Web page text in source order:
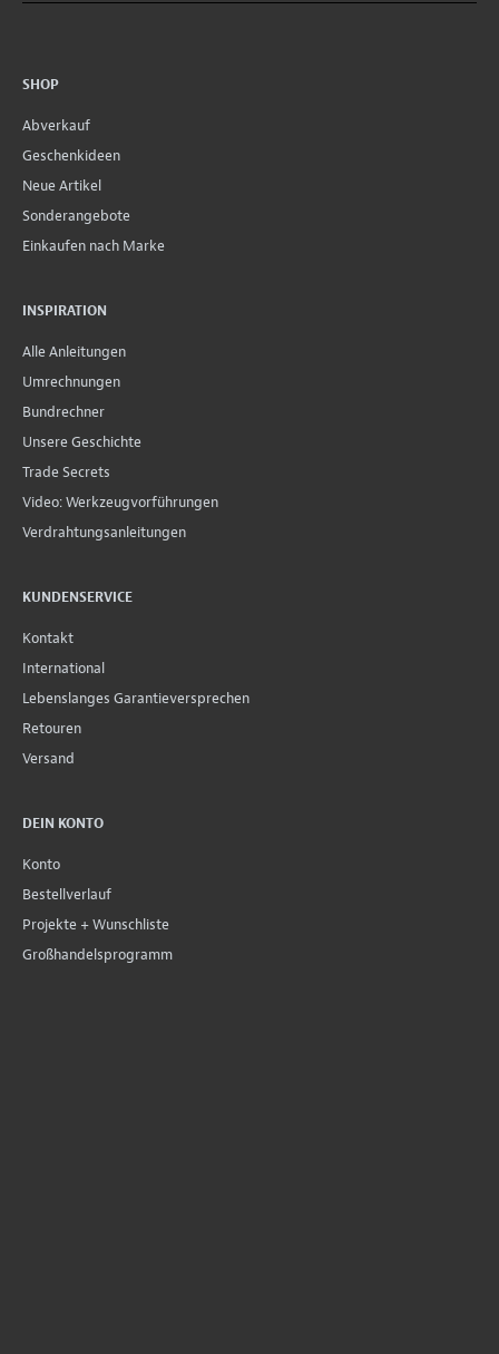
SHOP
Abverkauf
Geschenkideen
Neue Artikel
Sonderangebote
Einkaufen nach Marke
INSPIRATION
Alle Anleitungen
Umrechnungen
Bundrechner
Unsere Geschichte
Trade Secrets
Video: Werkzeugvorführungen
Verdrahtungsanleitungen
KUNDENSERVICE
Kontakt
International
Lebenslanges Garantieversprechen
Retouren
Versand
DEIN KONTO
Konto
Bestellverlauf
Projekte + Wunschliste
Großhandelsprogramm